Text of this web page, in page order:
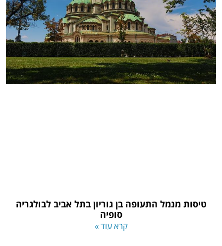
טיסות מנמל התעופה בן גוריון בתל אביב לבולגריה
סופיה
קרא עוד »